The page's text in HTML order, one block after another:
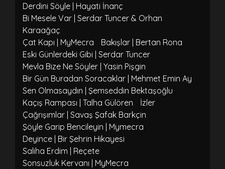
Derdini Söyle | Hayati İnanç
Bi Mesele Var | Serdar Tuncer & Orhan
Karaağaç
Çat Kapı | MyMecra
Bakışlar | Bertan Rona
Eski Günlerdeki Gibi | Serdar Tuncer
Mevla Bize Ne Söyler | Yasin Pişgin
Bir Gün Buradan Soracaklar | Mehmet Emin Ay
Sen Olmasaydın | Şemseddin Bektaşoğlu
Kaçış Rampası | Talha Gülören
İzler
Çağrışımlar | Savaş Şafak Barkçin
Şöyle Garip Bencileyin | Mymecra
Deyince | Bir Şehrin Hikayesi
Saliha Erdim | Reçete
Sonsuzluk Kervanı | MyMecra